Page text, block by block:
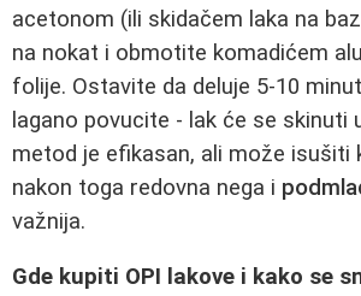
acetonom (ili skidačem laka na
na nokat i obmotite komadićem
folije. Ostavite da deluje 5-10
lagano povucite - lak će se skinuti
metod je efikasan, ali može isušiti
nakon toga redovna nega i
važnija.
Gde kupiti OPI lakove i kako se